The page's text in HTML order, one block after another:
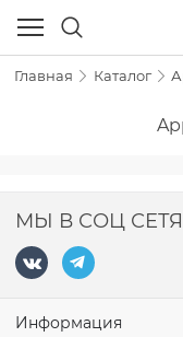
Главная Каталог
МЫ В СОЦ
Информация